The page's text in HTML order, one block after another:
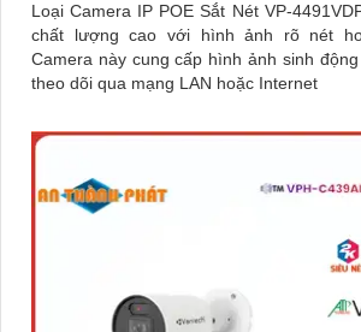
Loại Camera IP POE Sắt Nét VP-
chất lượng cao với hình ảnh rõ nét
Camera này cung cấp hình ảnh sinh
theo dõi qua mạng LAN hoặc Internet